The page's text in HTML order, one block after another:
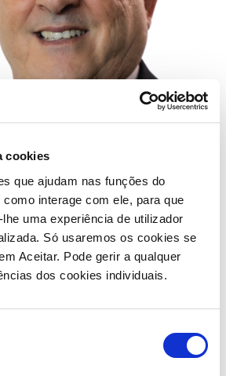
cookies
que ajudam nas funções do
interage com ele, para que
uma experiência de utilizador
Só usaremos os cookies se
Aceitar. Pode gerir a qualquer
dos cookies individuais.